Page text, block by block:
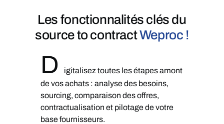
Les fonctionnalités clés du
source to contractWeproc !​
D
igitalisez toutes les étapes amont
de vos achats : analyse des besoins,
sourcing, comparaison des offres,
contractualisation et pilotage de votre
base fournisseurs.